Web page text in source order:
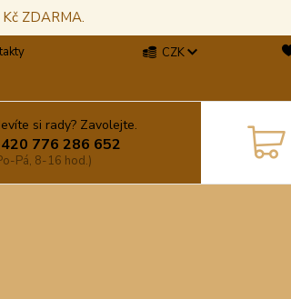
ZDARMA.
CZK
si rady? Zavolejte.
776 286 652
Pá, 8-16 hod.)